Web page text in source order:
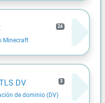
24
Minecraft
3
DV
de dominio (DV)